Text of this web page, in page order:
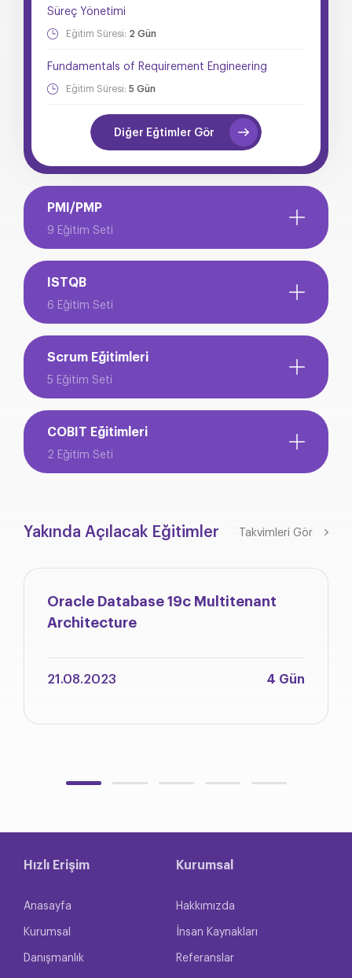
Süreç Yönetimi
Eğitim Süresi: 2 Gün
Fundamentals of Requirement Engineering
Eğitim Süresi: 5 Gün
Diğer Eğtimler Gör
PMI/PMP
9 Eğitim Seti
ISTQB
6 Eğitim Seti
Scrum Eğitimleri
5 Eğitim Seti
COBIT Eğitimleri
2 Eğitim Seti
Yakında Açılacak Eğitimler Takvimleri Gör
Oracle Database 19c Multitenant
Architecture
21.08.2023 4 Gün
Hızlı Erişim
Anasayfa
Kurumsal
Danışmanlık
Kurumsal
Hakkımızda
İnsan Kaynakları
Referanslar